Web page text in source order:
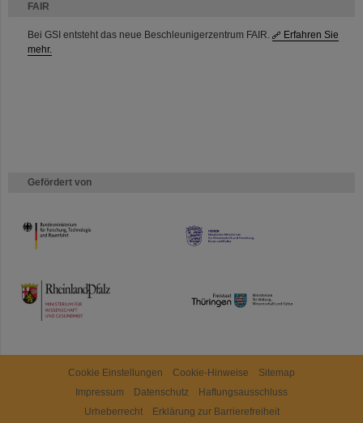
FAIR
Bei GSI entsteht das neue Beschleunigerzentrum FAIR.
Erfahren Sie
mehr.
Gefördert von
HMWK
TMWWDG
Cookie Einstellungen Cookie-Hinweise
Sitemap
Impressum
Datenschutz
Haftungsausschluss
Urheberrecht
Erklärung zur Barrierefreiheit